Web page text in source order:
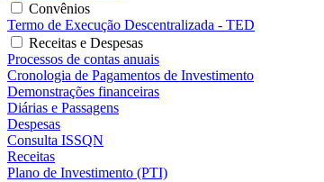
Convênios
Termo de Execução Descentralizada - TED
Receitas e Despesas
Processos de contas anuais
Cronologia de Pagamentos de Investimento
Demonstrações financeiras
Diárias e Passagens
Despesas
Consulta ISSQN
Receitas
Plano de Investimento (PTI)